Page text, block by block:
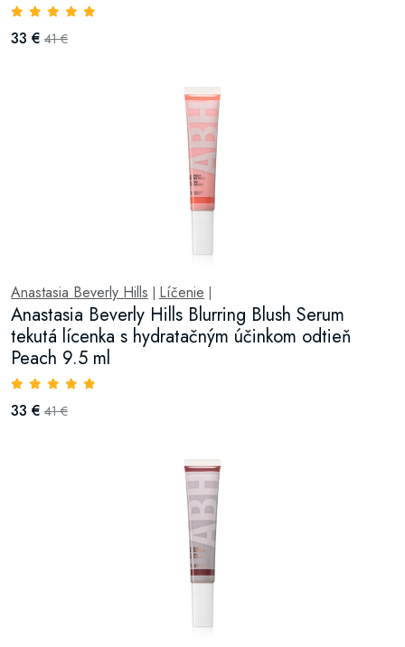
33 € 41 €
Anastasia Beverly Hills Líčenie
Anastasia Beverly Hills Blurring Blush Serum
tekutá lícenka s hydratačným účinkom odtieň
Peach 9.5 ml
33 € 41 €